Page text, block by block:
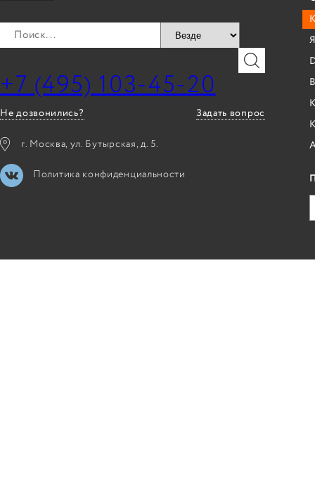
+7 (495) 103-45-20
Не дозвонились? Задать вопрос
г. Москва, ул. Бутырская, д. 5.
Политика конфиденциальности